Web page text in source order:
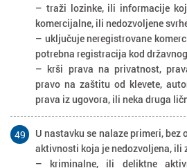
– traži lozinke, ili informacije
komercijalne, ili nedozvoljene
– uključuje neregistrovane
potrebna registracija kod
– krši prava na privatnost,
pravo na zaštitu od klevete,
prava iz ugovora, ili neka druga
49
U nastavku se nalaze primeri,
aktivnosti koja je nedozvoljena, ili
– kriminalne, ili deliktne